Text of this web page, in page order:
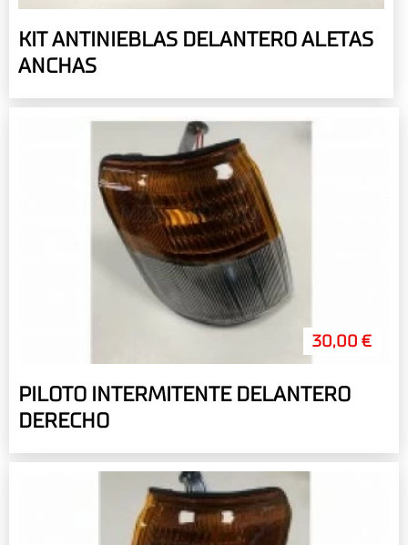
KIT ANTINIEBLAS DELANTERO ALETAS
ANCHAS
30,00 €
PILOTO INTERMITENTE DELANTERO
DERECHO